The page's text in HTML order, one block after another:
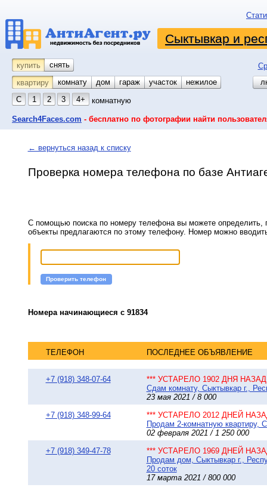
Сыктывкар и
купить снять
квартиру
комнату койко-место
дом гараж участок
нежилое
С
1 2 3 4+ комнатную
Search4Faces.com - бесплатно по фотографии найти
← вернуться назад к списку
Проверка номера телефона по базе
С помощью поиска по номеру телефона вы можете определить,
объекты предлагаются по этому телефону. Номер можно
Проверить телефон
Номера начинающиеся с 91834
ТЕЛЕФОН ПОСЛЕДНЕЕ ОБЪЯВЛЕНИЕ
+7 (918) 348-07-64
*** УСТАРЕЛО 1902 ДНЯ НАЗАД
Сдам комнату, Сыктывкар г.,
23 мая 2021 / 8 000
+7 (918) 348-99-64
*** УСТАРЕЛО 2012 ДНЕЙ
Продам 2-комнатную квартиру,
02 февраля 2021 / 1 250 000
+7 (918) 349-47-78
*** УСТАРЕЛО 1969 ДНЕЙ
Продам дом, Сыктывкар г.,
20 соток
17 марта 2021 / 800 000